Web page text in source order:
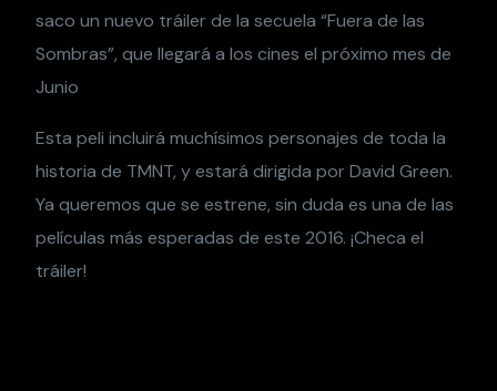
saco un nuevo tráiler de la secuela “Fuera de las
Sombras”, que llegará a los cines el próximo mes de
Junio
Esta peli incluirá muchísimos personajes de toda la
historia de TMNT, y estará dirigida por David Green.
Ya queremos que se estrene, sin duda es una de las
películas más esperadas de este 2016. ¡Checa el
tráiler!